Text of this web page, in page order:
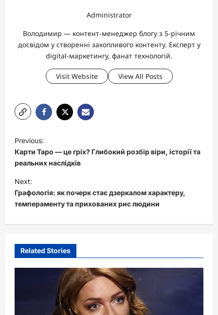
Administrator
Володимир — контент-менеджер блогу з 5-річним
досвідом у створенні захопливого контенту. Експерт у
digital-маркетингу, фанат технологій.
Visit Website View All Posts
o
s
t
n
a
v
g
a
Previous:
Карти Таро — це гріх? Глибокий розбір віри, історії та
реальних наслідків
Next:
Графологія: як почерк стає дзеркалом характеру,
темпераменту та прихованих рис людини
Related Stories